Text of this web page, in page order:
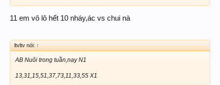
11 em vô lô hết 10 nháy,ác vs chui nà
ltvltv nói: ↑
AB Nuôi trong tuần,nay N1
13,31,15,51,37,73,11,33,55 X1